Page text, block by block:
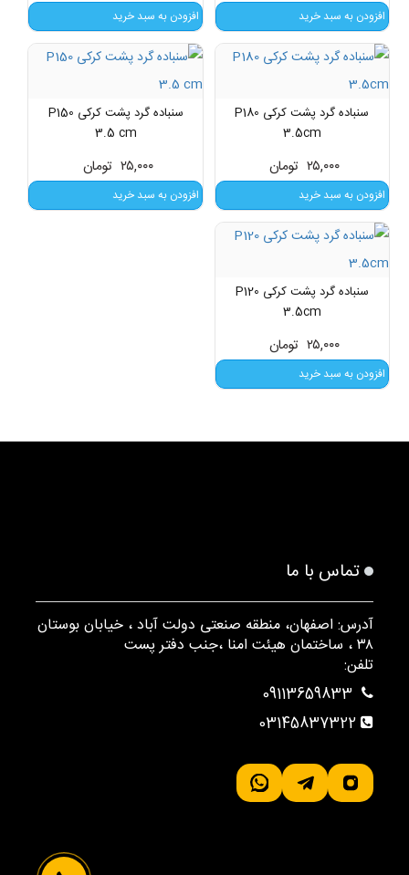
افزودن به سبد خرید افزودن به سبد خرید
سنباده گرد پشت کرکی P180
3.5cm
تومان ۲۵,۰۰۰
افزودن به سبد خرید
سنباده گرد پشت کرکی P150
3.5 cm
تومان ۲۵,۰۰۰
افزودن به سبد خرید
سنباده گرد پشت کرکی P120
3.5cm
تومان ۲۵,۰۰۰
افزودن به سبد خرید
تماس با ما
آدرس: اصفهان، منطقه صنعتی دولت آباد ، خیابان بوستان
۳۸ ، ساختمان هیئت امنا ،جنب دفتر پست
تلفن:
03145837322